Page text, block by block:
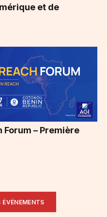
et de
Forum – Première